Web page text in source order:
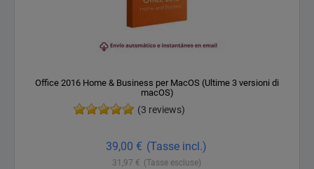
Office 2016 Home & Business per MacOS (Ultime 3 versioni di
macOS)
(3 reviews)
39,00 € (Tasse incl.)
31,97 € (Tasse escluse)